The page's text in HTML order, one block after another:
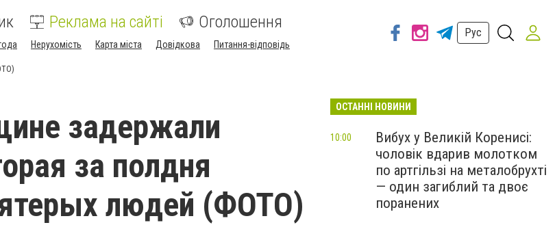
Реклама на сайті Оголошення
Нерухомість Карта міста Довідкова Питання-відповідь
Рус
задержали
за полдня
людей (ФОТО)
ОСТАННІ НОВИНИ
Вибух у Великій Коренисі:
чоловік вдарив молотком
по артгільзі на металобрухті
— один загиблий та двоє
поранених
10:00